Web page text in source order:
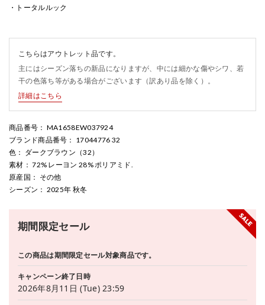
・トータルルック
こちらはアウトレット品です。
主にはシーズン落ちの新品になりますが、中には細かな傷やシワ、若
干の色落ち等がある場合がございます（訳あり品を除く）。
詳細はこちら
商品番号 ： MA1658EW037924
ブランド商品番号 ： 17044776 32
色 ： ダークブラウン（32）
素材 ： 72% レーヨン 28% ポリアミド.
原産国 ： その他
シーズン ： 2025年 秋冬
期間限定セール
この商品は期間限定セール対象商品です。
キャンペーン終了日時
2026年8月11日 (Tue) 23:59